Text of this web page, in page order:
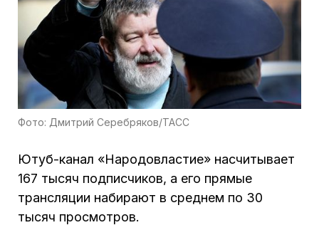
Фото: Дмитрий Серебряков/ТАСС
Ютуб-канал «Народовластие» насчитывает
167 тысяч подписчиков, а его прямые
трансляции набирают в среднем по 30
тысяч просмотров.